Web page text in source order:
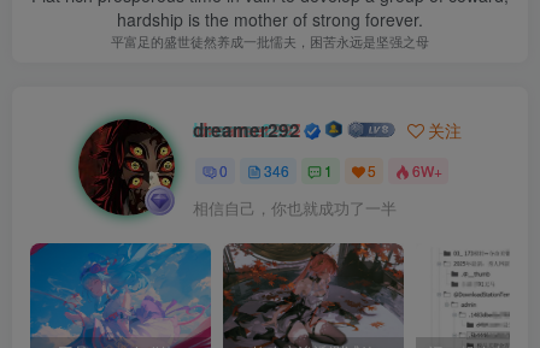
hardship is the mother of strong forever.
平富足的盛世徒然养成一批懦夫，困苦永远是坚强之母
dreamer292 关注
0 346 1 5 6W+
相信自己，你也就成功了一半